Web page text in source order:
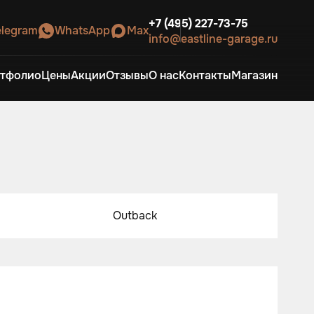
WhatsApp Max+7 (495) 227-73-75
info@eastline-garage.ru
ЦеныАкцииОтзывыО насКонтактыМагазин
Outback